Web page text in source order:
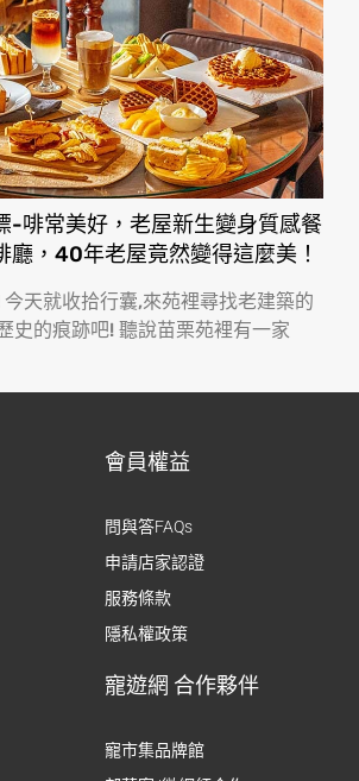
-啡常美好，老屋新生變身質感餐
廳，40年老屋竟然變得這麼美！
天就收拾行囊,來苑裡尋找老建築的
史的痕跡吧! 聽說苗栗苑裡有一家
會員權益
問與答FAQs
申請店家認證
服務條款
隱私權政策
寵遊網 合作夥伴
寵市集品牌館